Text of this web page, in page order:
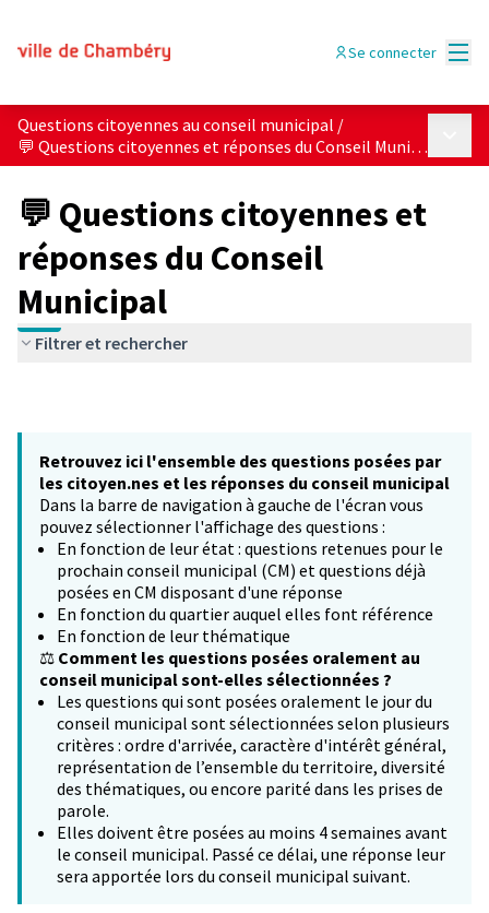
Se connecter
Questions citoyennes au conseil municipal /
💬 Questions citoyennes et réponses du Conseil Municipal
💬 Questions citoyennes et
réponses du Conseil
Municipal
Filtrer et rechercher
Retrouvez ici l'ensemble des questions posées par
les citoyen.nes et les réponses du conseil municipal
Dans la barre de navigation à gauche de l'écran vous
pouvez sélectionner l'affichage des questions :
En fonction de leur état : questions retenues pour le
prochain conseil municipal (CM) et questions déjà
posées en CM disposant d'une réponse
En fonction du quartier auquel elles font référence
En fonction de leur thématique
⚖️ Comment les questions posées oralement au
conseil municipal sont-elles sélectionnées ?
Les questions qui sont posées oralement le jour du
conseil municipal sont sélectionnées selon plusieurs
critères : ordre d'arrivée, caractère d'intérêt général,
représentation de l’ensemble du territoire, diversité
des thématiques, ou encore parité dans les prises de
parole.
Elles doivent être posées au moins 4 semaines avant
le conseil municipal. Passé ce délai, une réponse leur
sera apportée lors du conseil municipal suivant.